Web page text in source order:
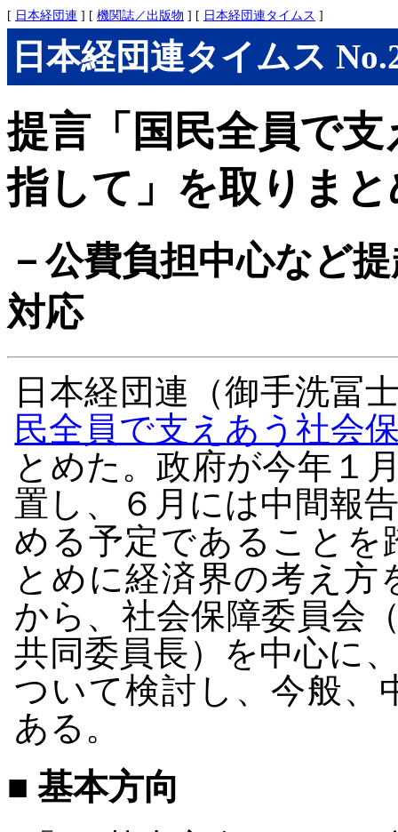
[ 日本経団連 ] [ 機関誌／出版物 ] [ 日本経団連タイムス ]
日本経団連タイムス
提言「国民全員で
指して」を取りまと
－公費負担中心など
対応
日本経団連（御手洗冨
民全員で支えあう社会
とめた。政府が今年１
置し、６月には中間報
める予定であることを
とめに経済界の考え
から、社会保障委員会
共同委員長）を中心に
ついて検討し、今般、
ある。
■ 基本方向